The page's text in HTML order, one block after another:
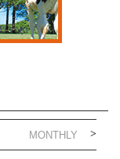
MONTHLY